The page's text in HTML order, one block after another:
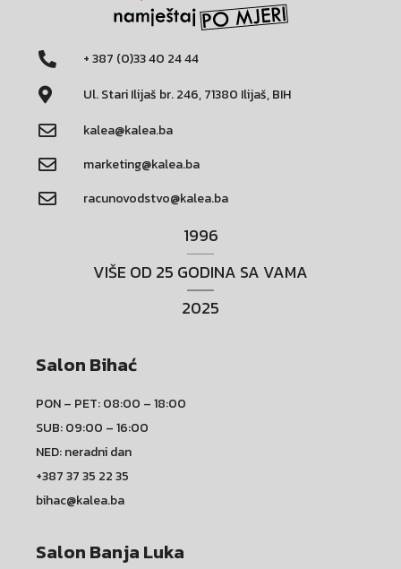
+ 387 (0)33 40 24 44
Ul. Stari Ilijaš br. 246, 71380 Ilijaš, BIH
kalea@kalea.ba
marketing@kalea.ba
racunovodstvo@kalea.ba
1996
VIŠE OD 25 GODINA SA VAMA
2025
Salon Bihać
PON – PET: 08:00 – 18:00
SUB: 09:00 – 16:00
NED: neradni dan
+387 37 35 22 35
bihac@kalea.ba
Salon Banja Luka